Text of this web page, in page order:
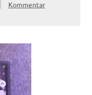
Kommentar